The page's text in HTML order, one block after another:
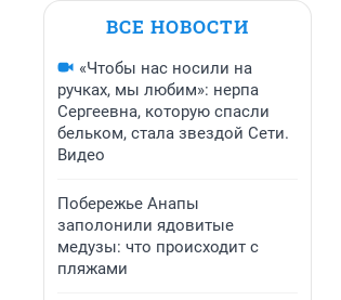
ВСЕ НОВОСТИ
«Чтобы нас носили на
ручках, мы любим»: нерпа
Сергеевна, которую спасли
бельком, стала звездой Сети.
Видео
Побережье Анапы
заполонили ядовитые
медузы: что происходит с
пляжами